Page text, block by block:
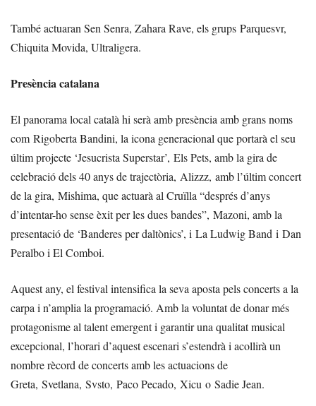
També actuaran Sen Senra, Zahara Rave, els grups Parquesvr,
Chiquita Movida, Ultraligera.
Presència catalana
El panorama local català hi serà amb presència amb grans noms
com Rigoberta Bandini, la icona generacional que portarà el seu
últim projecte ‘Jesucrista Superstar’, Els Pets, amb la gira de
celebració dels 40 anys de trajectòria, Alizzz, amb l’últim concert
de la gira, Mishima, que actuarà al Cruïlla “després d’anys
d’intentar-ho sense èxit per les dues bandes”, Mazoni, amb la
presentació de ‘Banderes per daltònics’, i La Ludwig Band i Dan
Peralbo i El Comboi.
Aquest any, el festival intensifica la seva aposta pels concerts a la
carpa i n’amplia la programació. Amb la voluntat de donar més
protagonisme al talent emergent i garantir una qualitat musical
excepcional, l’horari d’aquest escenari s’estendrà i acollirà un
nombre rècord de concerts amb les actuacions de
Greta, Svetlana, Svsto, Paco Pecado, Xicu o Sadie Jean.